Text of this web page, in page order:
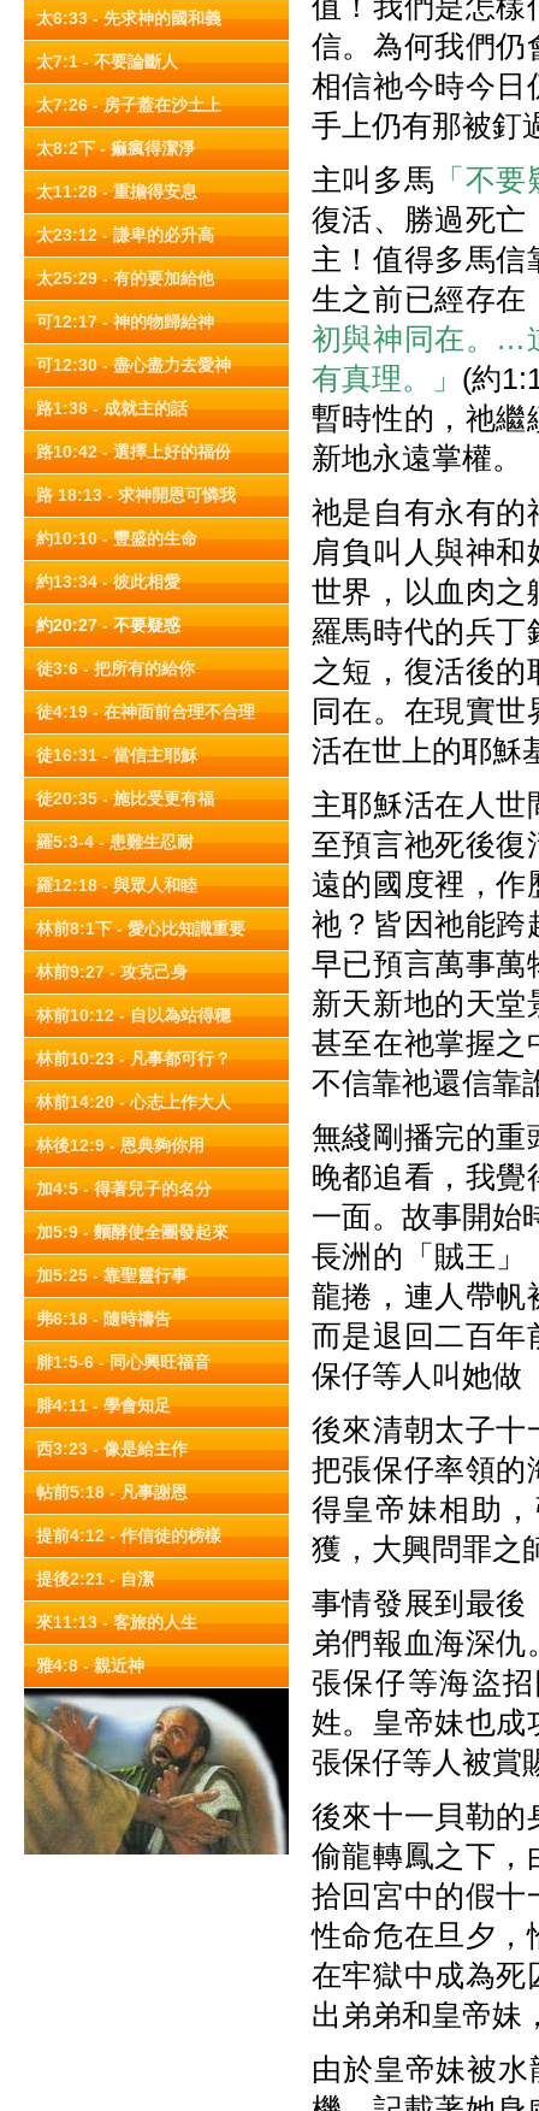
太6:33 - 先求神的國和義
太7:1 - 不要論斷人
太7:26 - 房子蓋在沙土上
太8:2下 - 痲瘋得潔淨
太11:28 - 重擔得安息
太23:12 - 謙卑的必升高
太25:29 - 有的要加給他
可12:17 - 神的物歸給神
可12:30 - 盡心盡力去愛神
路1:38 - 成就主的話
路10:42 - 選擇上好的福份
路 18:13 - 求神開恩可憐我
約10:10 - 豐盛的生命
約13:34 - 彼此相愛
約20:27 - 不要疑惑
徒3:6 - 把所有的給你
徒4:19 - 在神面前合理不合理
徒16:31 - 當信主耶穌
徒20:35 - 施比受更有福
羅5:3-4 - 患難生忍耐
羅12:18 - 與眾人和睦
林前8:1下 - 愛心比知識重要
林前9:27 - 攻克己身
林前10:12 - 自以為站得穩
林前10:23 - 凡事都可行？
林前14:20 - 心志上作大人
林後12:9 - 恩典夠你用
加4:5 - 得著兒子的名分
加5:9 - 麵酵使全團發起來
加5:25 - 靠聖靈行事
弗6:18 - 隨時禱告
腓1:5-6 - 同心興旺福音
腓4:11 - 學會知足
西3:23 - 像是給主作
帖前5:18 - 凡事謝恩
提前4:12 - 作信徒的榜樣
提後2:21 - 自潔
來11:13 - 客旅的人生
雅4:8 - 親近神
信。為何我們仍
相信祂今時今日
手上仍有那被釘
主叫多馬 「不
復活、勝過死亡
主！值得多馬信
生之前已經存在
初與神同在。…
有真理。」 (約
暫時性的，祂繼
新地永遠掌權。
祂是自有永有的
肩負叫人與神
世界，以血肉之
羅馬時代的兵丁
之短，復活後
同在。在現實
活在世上的耶穌
主耶穌活在人世
至預言祂死後復
遠的國度裡，作
祂？皆因祂能跨
早已預言萬事萬
新天新地的天堂
甚至在祂掌握之
不信靠祂還信靠
無綫剛播完的重
晚都追看，我覺
一面。故事開始
長洲的「賊王」
龍捲，連人帶帆
而是退回二百年
保仔等人叫她做
後來清朝太子十
把張保仔率領的
得皇帝妹相助
獲，大興問罪之
事情發展到最後
弟們報血海深
張保仔等海盜
姓。皇帝妹也成
張保仔等人被賞
後來十一貝勒的
偷龍轉鳳之下，
拾回宮中的假十
性命危在旦夕，
在牢獄中成為死
出弟弟和皇帝妹
由於皇帝妹被